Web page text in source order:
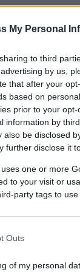
My Personal
to third
by us,
that after your
based on
prior to your
by
be disclosed
further disclose it
one or more
to your visit or
party tags to
Outs
of my personal
με λεία
DNA
στη